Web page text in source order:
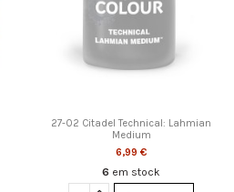
27-02 Citadel Technical: Lahmian
Medium
6,99 €
6 em stock